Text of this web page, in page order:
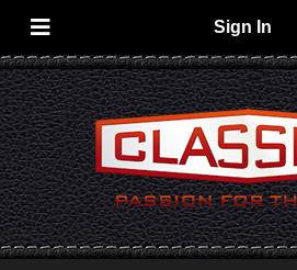
Sign In